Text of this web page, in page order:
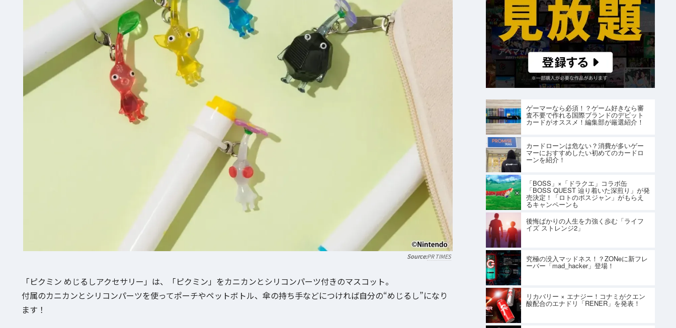
PR TIMES
「ピクミン めじるしアクセサリー」は、「ピクミン」をカニカンとシリコンパーツ付きのマスコット。
付属のカニカンとシリコンパーツを使ってポーチやペットボトル、傘の持ち手などにつければ自分の“めじるし”になり
ます！
ゲーマーなら必須！？ゲーム好きなら審
査不要で作れる国際ブランドのデビット
カードがオススメ！編集部が厳選紹介！
カードローンは危ない？消費が多いゲー
マーにおすすめしたい初めてのカードロ
ーンを紹介！
「BOSS」×「ドラクエ」コラボ缶
「BOSS QUEST 辿り着いた深煎り」が発
売決定！「ロトのボスジャン」がもらえ
るキャンペーンも
後悔ばかりの人生を力強く歩む「ライフ
イズ ストレンジ2」
究極の没入マッドネス！？ZONeに新フレ
ーバー「mad_hacker」登場！
リカバリー × エナジー！コナミがクエン
酸配合のエナドリ「RENER」を発表！